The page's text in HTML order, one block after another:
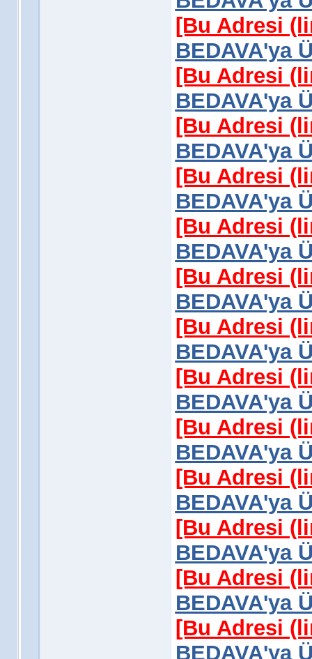
[Bu Adresi
BEDAVA'ya
[Bu Adresi
BEDAVA'ya
[Bu Adresi
BEDAVA'ya
[Bu Adresi
BEDAVA'ya
[Bu Adresi
BEDAVA'ya
[Bu Adresi
BEDAVA'ya
[Bu Adresi
BEDAVA'ya
[Bu Adresi
BEDAVA'ya
[Bu Adresi
BEDAVA'ya
[Bu Adresi
BEDAVA'ya
[Bu Adresi
BEDAVA'ya
[Bu Adresi
BEDAVA'ya
[Bu Adresi
BEDAVA'ya